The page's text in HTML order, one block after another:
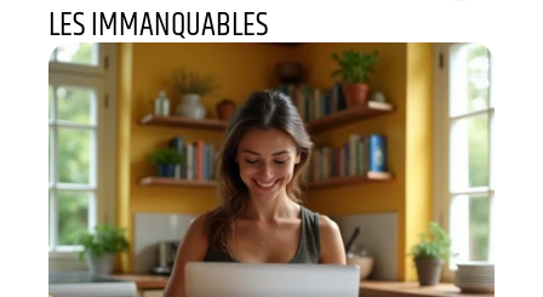
LES IMMANQUABLES